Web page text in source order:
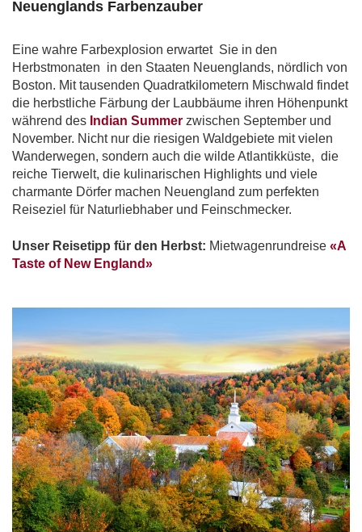
Neuenglands Farbenzauber
Eine wahre Farbexplosion erwartet Sie in den
Herbstmonaten in den Staaten Neuenglands, nördlich von
Boston. Mit tausenden Quadratkilometern Mischwald findet
die herbstliche Färbung der Laubbäume ihren Höhenpunkt
während des Indian Summer zwischen September und
November. Nicht nur die riesigen Waldgebiete mit vielen
Wanderwegen, sondern auch die wilde Atlantikküste, die
reiche Tierwelt, die kulinarischen Highlights und viele
charmante Dörfer machen Neuengland zum perfekten
Reiseziel für Naturliebhaber und Feinschmecker.
Unser Reisetipp für den Herbst: Mietwagenrundreise «A
Taste of New England»